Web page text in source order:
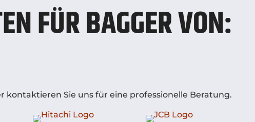
FÜR BAGGER VON:
kontaktieren Sie uns für eine professionelle Beratung.